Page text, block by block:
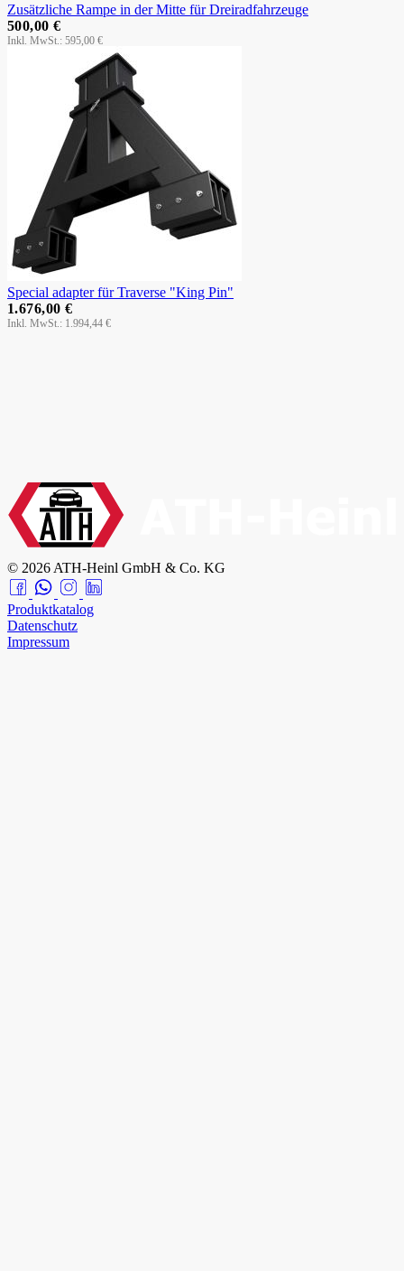
Zusätzliche Rampe in der Mitte für Dreiradfahrzeuge
595,00 €
500,00 €
Special adapter für Traverse "King Pin"
1.994,44 €
1.676,00 €
© 2026 ATH-Heinl GmbH & Co. KG
Produktkatalog
Datenschutz
Impressum